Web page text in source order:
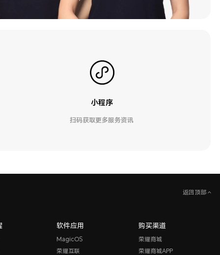
小程序
扫码获取更多服务资讯
返回顶部
软件应用
MagicOS
荣耀互联
购买渠道
荣耀商城
荣耀商城APP